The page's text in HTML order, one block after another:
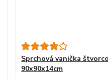
Sprchová vanička
90x90x14cm